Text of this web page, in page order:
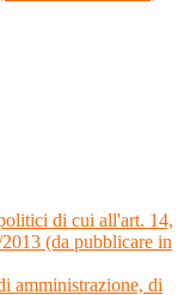
di cui all'art. 14,
(da pubblicare in
amministrazione, di